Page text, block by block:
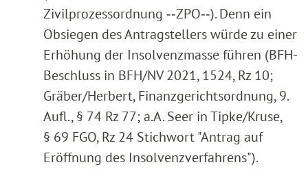
Zivilprozessordnung ‑‑ZPO‑‑). Denn ein
Obsiegen des Antragstellers würde zu einer
Erhöhung der Insolvenzmasse führen (BFH-
Beschluss in BFH/NV 2021, 1524, Rz 10;
Gräber/Herbert, Finanzgerichtsordnung, 9.
Aufl., § 74 Rz 77; a.A. Seer in Tipke/Kruse,
§ 69 FGO, Rz 24 Stichwort "Antrag auf
Eröffnung des Insolvenzverfahrens").